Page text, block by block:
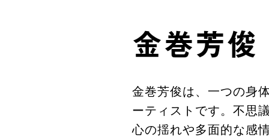
金巻芳俊
金巻芳俊は、一つの身
ーティストです。不思
心の揺れや多面的な感